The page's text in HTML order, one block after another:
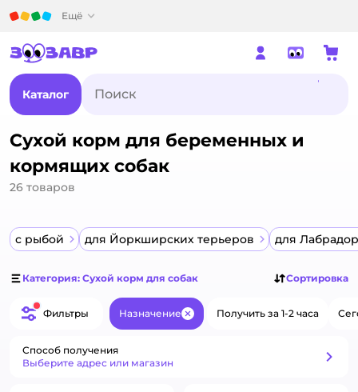
Ещё
Каталог
Сухой корм для беременных и
кормящих собак
26 товаров
с рыбой для Йоркширских терьеров для
Категория: Сухой корм для собак Сортировка
Фильтры Назначение ЗакрытьПолучить за 1-2 часа
Способ получения
Выберите адрес или магазин